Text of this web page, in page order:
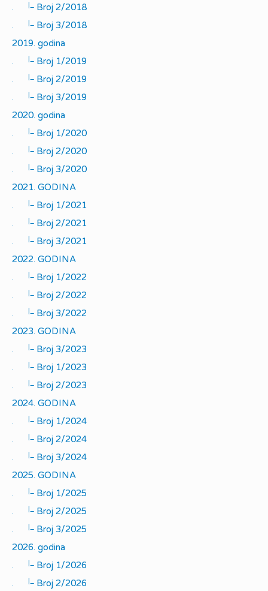
.
|_
Broj 2/2018
.
|_
Broj 3/2018
2019. godina
.
|_
Broj 1/2019
.
|_
Broj 2/2019
.
|_
Broj 3/2019
2020. godina
.
|_
Broj 1/2020
.
|_
Broj 2/2020
.
|_
Broj 3/2020
2021. GODINA
.
|_
Broj 1/2021
.
|_
Broj 2/2021
.
|_
Broj 3/2021
2022. GODINA
.
|_
Broj 1/2022
.
|_
Broj 2/2022
.
|_
Broj 3/2022
2023. GODINA
.
|_
Broj 3/2023
.
|_
Broj 1/2023
.
|_
Broj 2/2023
2024. GODINA
.
|_
Broj 1/2024
.
|_
Broj 2/2024
.
|_
Broj 3/2024
2025. GODINA
.
|_
Broj 1/2025
.
|_
Broj 2/2025
.
|_
Broj 3/2025
2026. godina
.
|_
Broj 1/2026
.
|_ Broj 2/2026